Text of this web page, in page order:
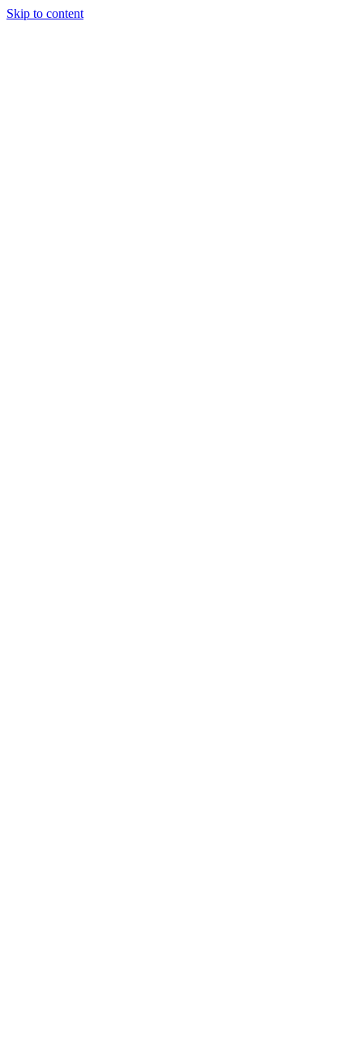
Skip to content